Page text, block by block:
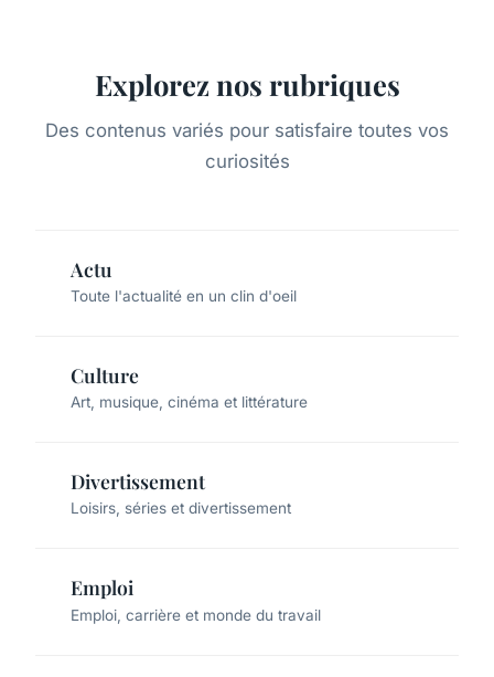
Explorez nos rubriques
Des contenus variés pour satisfaire toutes vos
curiosités
Actu
Toute l'actualité en un clin d'oeil
Culture
Art, musique, cinéma et littérature
Divertissement
Loisirs, séries et divertissement
Emploi
Emploi, carrière et monde du travail